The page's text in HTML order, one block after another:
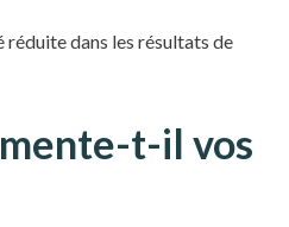
dans les résultats de
t-il vos